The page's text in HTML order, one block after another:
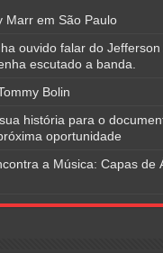
Marr em São Paulo
ouvido falar do
escutado a banda.
Bolin
história para o
oportunidade
a Música: Capas de